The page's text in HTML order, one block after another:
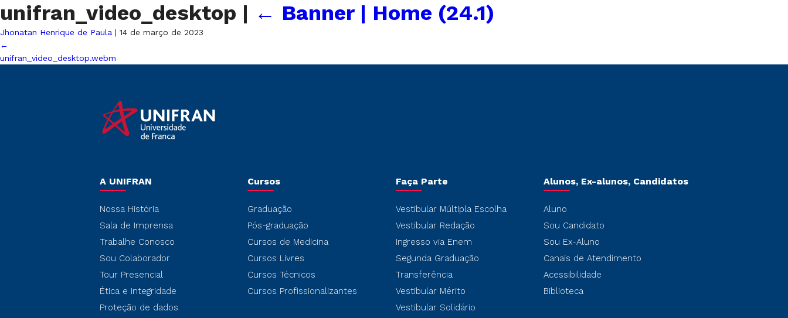
unifran_video_desktop | ← Banner | Home (24.1)
Jhonatan Henrique de Paula | 14 de março de 2023
←
unifran_video_desktop.webm
A UNIFRAN
Nossa História
Sala de Imprensa
Trabalhe Conosco
Sou Colaborador
Tour Presencial
Ética e Integridade
Proteção de dados
Cursos
Graduação
Pós-graduação
Cursos de Medicina
Cursos Livres
Cursos Técnicos
Cursos Profissionalizantes
Faça Parte
Vestibular Múltipla Escolha
Vestibular Redação
Ingresso via Enem
Segunda Graduação
Transferência
Vestibular Mérito
Vestibular Solidário
Alunos, Ex-alunos, Candidatos
Aluno
Sou Candidato
Sou Ex-Aluno
Canais de Atendimento
Acessibilidade
Biblioteca